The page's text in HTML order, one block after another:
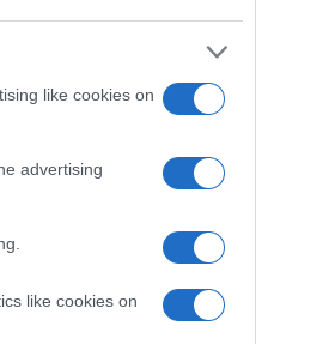
like cookies on
advertising
like cookies on
risulta